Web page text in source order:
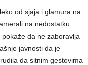
od sjaja i glamura na
na nedostatku
da ne zaboravlja
javnosti da je
da sitnim gestovima